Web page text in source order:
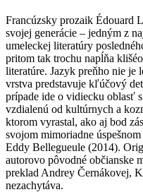
Francúzsky prozaik Édouard
svojej generácie – jedným z
umeleckej literatúry
pritom tak trochu napĺňa
literatúre. Jazyk preňho nie je
vrstva predstavuje kľúčový
prípade ide o vidiecku oblasť
vzdialenú od kultúrnych a
ktorom vyrastal, ako aj bod
svojom mimoriadne
Eddy Bellegueule (2014).
autorovo pôvodné občianske
preklad Andrey Černákovej,
nezachytáva.